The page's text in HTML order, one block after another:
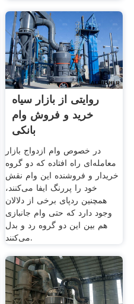
روایتی از بازار سیاه
خرید و فروش وام
بانکی
در خصوص وام ازدواج بازار
معامله‌ای راه افتاده که دو گروه
خریدار و فروشنده این وام نقش
خود را پررنگ ایفا می‌کنند،
همچنین ردپای برخی از دلالان
وجود دارد که حتی وام جانبازی
هم بین این دو گروه رد و بدل
می‌کنند.